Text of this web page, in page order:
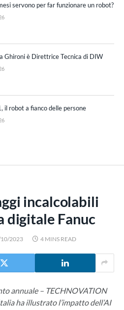
servono per far funzionare un robot?
Ghironi è Direttrice Tecnica di DIW
il robot a fianco delle persone
incalcolabili
digitale Fanuc
2023 4 MINS READ
annuale – TECHNOVATION
ha illustrato l’impatto dell’AI